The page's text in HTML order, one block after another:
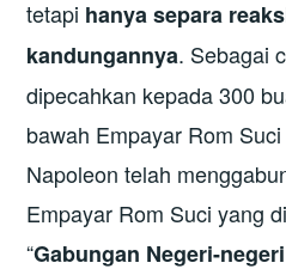
tetapi hanya separa
kandungannya. Sebagai
dipecahkan kepada 300
bawah Empayar Rom
Napoleon telah
Empayar Rom Suci yang
“Gabungan Negeri-